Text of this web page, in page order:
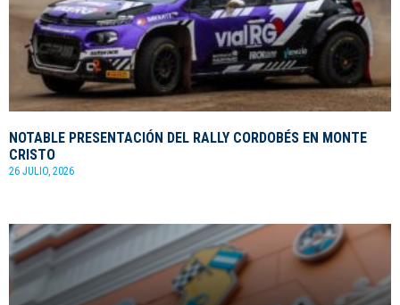
NOTABLE PRESENTACIÓN DEL RALLY CORDOBÉS EN MONTE
CRISTO
26 JULIO, 2026